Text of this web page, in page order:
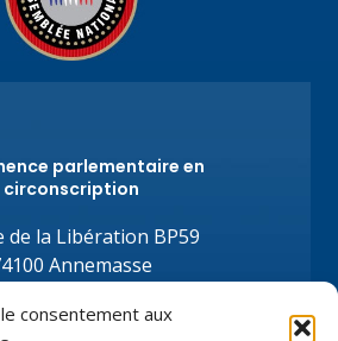
consentement aux
parlementaire en
circonscription
de la Libération BP59
Annemasse